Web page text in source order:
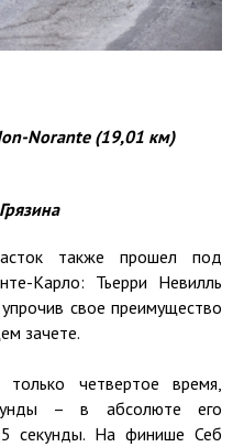
Norante (19,01 км)
также прошел под
Карло: Тьерри Невилль
свое преимущество
зачете.
четвертое время,
– в абсолюте его
секунды. На финише Себ